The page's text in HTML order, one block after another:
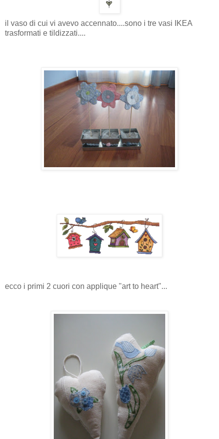
il vaso di cui vi avevo accennato....sono i tre vasi IKEA
trasformati e tildizzati....
ecco i primi 2 cuori con applique "art to heart"...